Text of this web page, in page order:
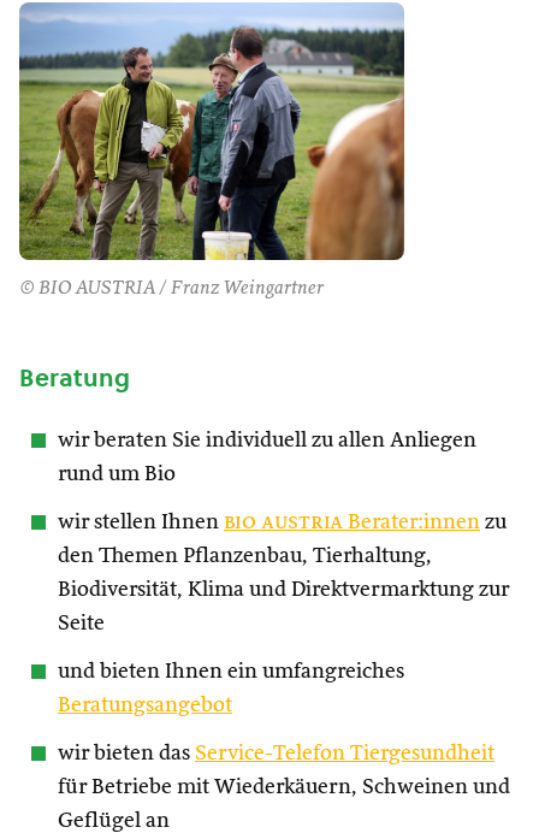
© BIO AUSTRIA / Franz Weingartner
Beratung
wir beraten Sie individuell zu allen Anliegen
rund um Bio
wir stellen Ihnen bio austria Berater:innen zu
den Themen Pflanzenbau, Tierhaltung,
Biodiversität, Klima und Direktvermarktung zur
Seite
und bieten Ihnen ein umfangreiches
Beratungsangebot
wir bieten das Service-Telefon Tiergesundheit
für Betriebe mit Wiederkäuern, Schweinen und
Geflügel an